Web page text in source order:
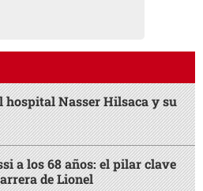
hospital Nasser Hilsaca y su
a los 68 años: el pilar clave
de Lionel